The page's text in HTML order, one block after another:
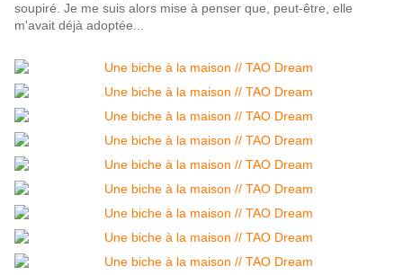
soupiré. Je me suis alors mise à penser que, peut-être, elle
m'avait déjà adoptée...